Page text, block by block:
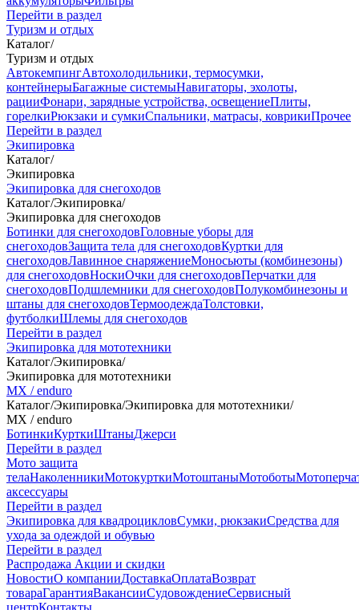
Перейти в раздел
Туризм и отдых
Каталог/
Туризм и отдых
АвтокемпингАвтохолодильники, термосумки,
контейнерыБагажные системыНавигаторы, эхолоты,
рацииФонари, зарядные устройства, освещениеПлиты,
горелкиРюкзаки и сумкиСпальники, матрасы, коврикиПрочее
Перейти в раздел
Экипировка
Каталог/
Экипировка
Экипировка для снегоходов
Каталог/Экипировка/
Экипировка для снегоходов
Ботинки для снегоходовГоловные уборы для
снегоходовЗащита тела для снегоходовКуртки для
снегоходовЛавинное снаряжениеМоносьюты (комбинезоны)
для снегоходовНоскиОчки для снегоходовПерчатки для
снегоходовПодшлемники для снегоходовПолукомбинезоны и
штаны для снегоходовТермоодеждаТолстовки,
футболкиШлемы для снегоходов
Перейти в раздел
Экипировка для мототехники
Каталог/Экипировка/
Экипировка для мототехники
MX / enduro
Каталог/Экипировка/Экипировка для мототехники/
MX / enduro
БотинкиКурткиШтаныДжерси
Перейти в раздел
Мото защита
телаНаколенникиМотокурткиМотоштаныМотоботы
аксессуары
Перейти в раздел
Экипировка для квадроцикловСумки, рюкзакиСредства для
ухода за одеждой и обувью
Перейти в раздел
Распродажа Акции и скидки
НовостиО компанииДоставкаОплатаВозврат
товараГарантияВакансииСудовождениеСервисный
центрКонтакты